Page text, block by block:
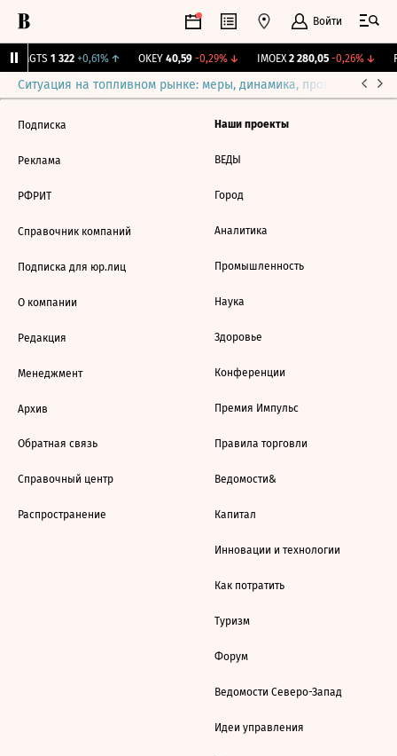
Войти
MGTS 1 322 +0,61%↑ OKEY 40,59 -0,29%↓ IMOEX 2 280,05 -0,26%↓
Ситуация на топливном рынке: меры, динамика, прогнозы
Подписка
Реклама
РФРИТ
Справочник компаний
Подписка для юр.лиц
О компании
Редакция
Менеджмент
Архив
Обратная связь
Справочный центр
Распространение
Наши проекты
ВЕДЫ
Город
Аналитика
Промышленность
Наука
Здоровье
Конференции
Премия Импульс
Правила торговли
Ведомости&
Капитал
Инновации и технологии
Как потратить
Туризм
Форум
Ведомости Северо-Запад
Идеи управления